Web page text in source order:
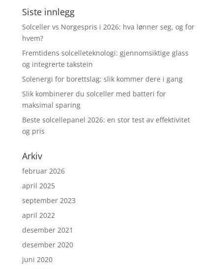
Siste innlegg
Solceller vs Norgespris i 2026: hva lønner seg, og for
hvem?
Fremtidens solcelleteknologi: gjennomsiktige glass
og integrerte takstein
Solenergi for borettslag: slik kommer dere i gang
Slik kombinerer du solceller med batteri for
maksimal sparing
Beste solcellepanel 2026: en stor test av effektivitet
og pris
Arkiv
februar 2026
april 2025
september 2023
april 2022
desember 2021
desember 2020
juni 2020